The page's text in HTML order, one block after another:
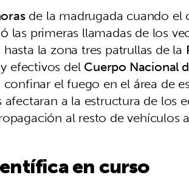
de la madrugada cuando
las primeras llamadas de los
la zona tres patrullas de la
efectivos delCuerpo Nacional
el fuego en el área de
a la estructura de los
al resto de vehículos
en curso